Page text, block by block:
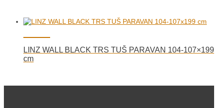
LINZ WALL BLACK TRS TUŠ PARAVAN 104-107×199
cm